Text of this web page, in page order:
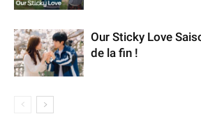
Our Sticky Love
de la fin !